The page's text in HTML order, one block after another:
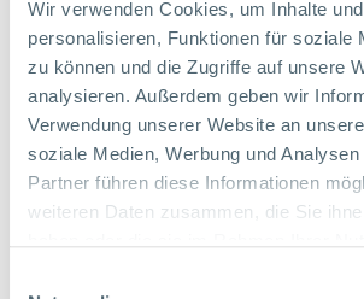
Wir verwenden Cookies, um Inhalte
personalisieren, Funktionen für soziale
zu können und die Zugriffe auf unsere
analysieren. Außerdem geben wir
Verwendung unserer Website an
soziale Medien, Werbung und
Partner führen diese Informationen
weiteren Daten zusammen, die Sie
24. July 2025
Záruka
08. May
Pollmann is
28. April
Design & programování
Turquoise Digital
Dipl.-Ing. Georg Ertl
www.turquoise-digital.com
please@makeawebsitefor.me
+43 664 46 43 963